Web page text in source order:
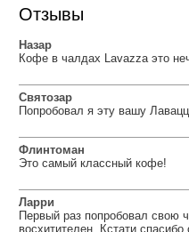
Отзывы
Назар
Кофе в чалдах Lavazza это
Святозар
Попробовал я эту вашу
Флинтоман
Это самый классный кофе!
Ларри
Первый раз попробовал
восхитителен. Кстати